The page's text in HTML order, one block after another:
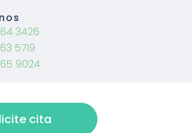
3426
5719
9024
cita